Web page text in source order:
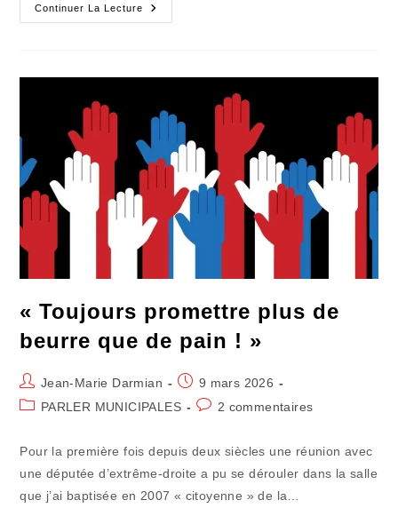
Continuer La Lecture
La
Responsabilité
« Toujours promettre plus de
beurre que de pain ! »
Auteur/autrice
de
Jean-Marie Darmian
Publication
publiée :
9 mars 2026
PostPARLER MUNICIPALES
Commentaires
2 commentaires
Pour la première fois depuis deux siècles une réunion avec
une députée d’extrême-droite a pu se dérouler dans la salle
que j’ai baptisée en 2007 « citoyenne » de la…